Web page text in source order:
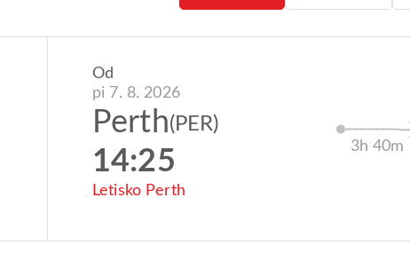
Od
pi 7. 8. 2026
Perth(PER)
14:25
Letisko Perth
3h 40m